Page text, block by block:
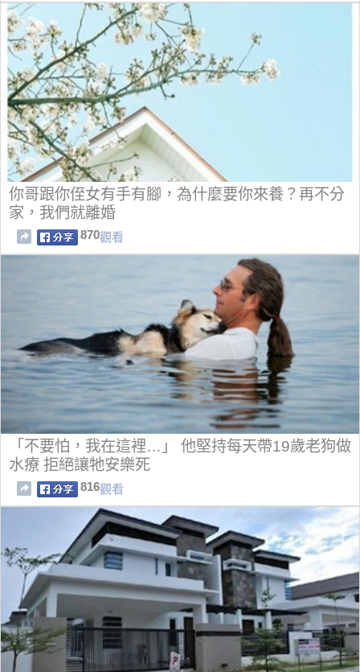
你哥跟你侄女有手有腳，為什麼要你來養？再不分
家，我們就離婚
870觀看
「不要怕，我在這裡…」 他堅持每天帶19歲老狗做
水療 拒絕讓牠安樂死
816觀看